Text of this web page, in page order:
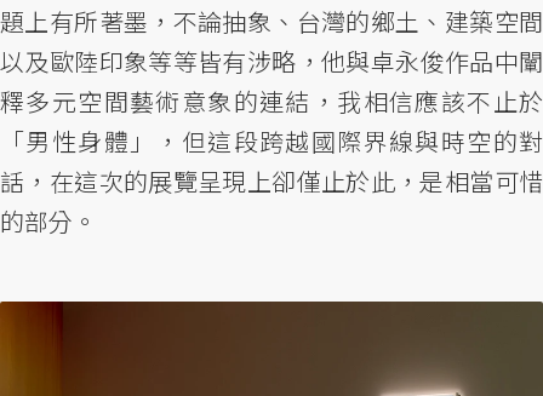
題上有所著墨，不論抽象、台灣的鄉土、建築空間
以及歐陸印象等等皆有涉略，他與卓永俊作品中闡
釋多元空間藝術意象的連結，我相信應該不止於
「男性身體」，但這段跨越國際界線與時空的對
話，在這次的展覽呈現上卻僅止於此，是相當可惜
的部分。